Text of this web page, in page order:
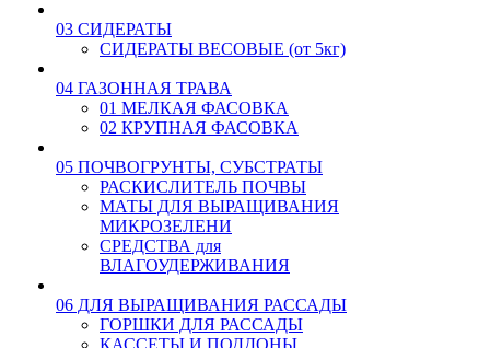
03 СИДЕРАТЫ
СИДЕРАТЫ ВЕСОВЫЕ (от 5кг)
04 ГАЗОННАЯ ТРАВА
01 МЕЛКАЯ ФАСОВКА
02 КРУПНАЯ ФАСОВКА
05 ПОЧВОГРУНТЫ, СУБСТРАТЫ
РАСКИСЛИТЕЛЬ ПОЧВЫ
МАТЫ ДЛЯ ВЫРАЩИВАНИЯ
МИКРОЗЕЛЕНИ
СРЕДСТВА для
ВЛАГОУДЕРЖИВАНИЯ
06 ДЛЯ ВЫРАЩИВАНИЯ РАССАДЫ
ГОРШКИ ДЛЯ РАССАДЫ
КАССЕТЫ И ПОДДОНЫ